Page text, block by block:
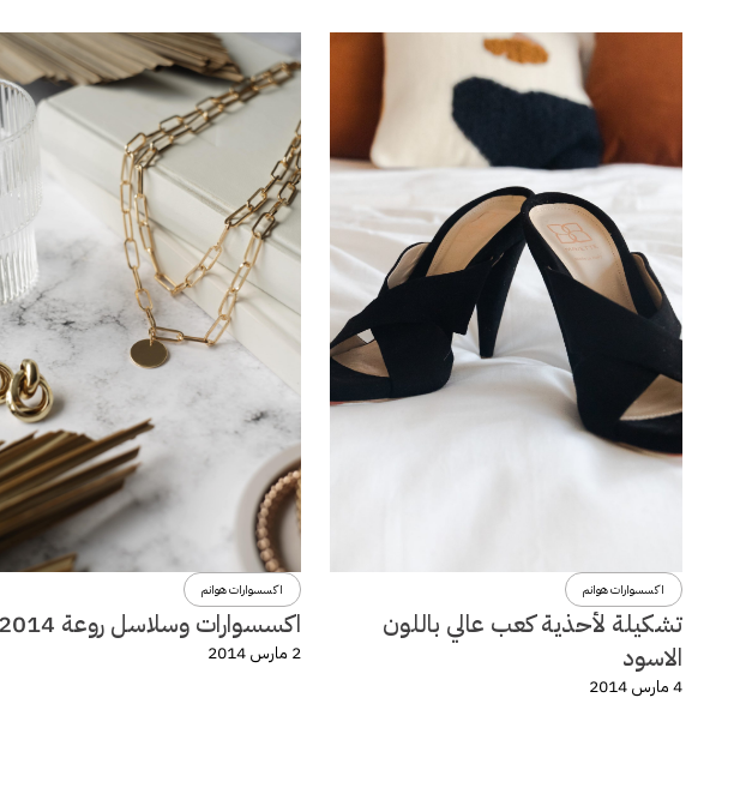
اكسسوارات هوانم
تشكيلة لأحذية كعب عالي باللون
الاسود
4 مارس 2014
اكسسوارات هوانم
اكسسوارات وسلاسل روعة 2014
2 مارس 2014